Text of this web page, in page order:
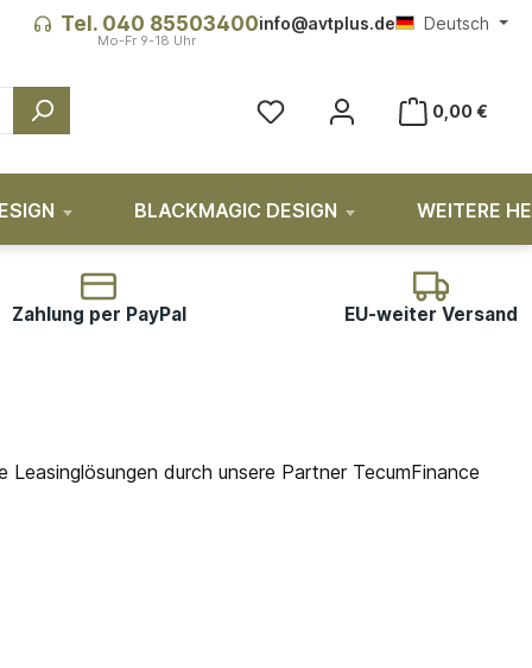
Deutsch
Tel. 040 85503400info@avtplus.de
Du hast 0 Produkte auf dem
0,00 €
BLACKMAGIC DESIGN WEITERE
Zahlung per PayPal EU-weiter Versand
durch unsere Partner TecumFinance